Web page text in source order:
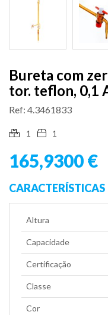
Bureta com
tor. teflon, 0,1
Ref: 4.3461833
1 1
165,9300 €
CARACTERÍSTICAS
Altura
Capacidade
Certificação
Classe
Cor